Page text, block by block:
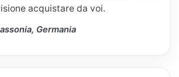
acquistare da voi.
Germania